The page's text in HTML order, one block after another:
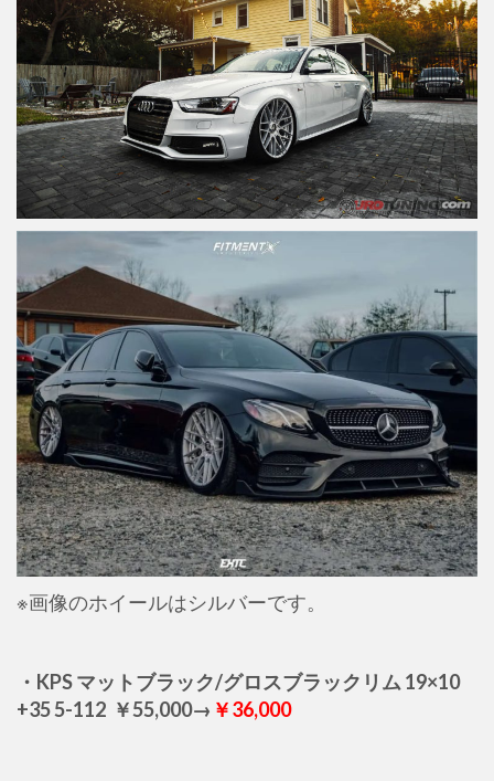
※画像のホイールはシルバーです。
・KPS マットブラック/グロスブラックリム 19×10
+35 5-112 ￥55,000→ ￥36,000